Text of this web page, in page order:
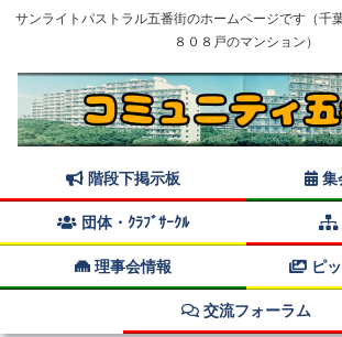
サンライトパストラル五番街のホームページです（千
８０８戸のマンション）
階段下掲示板 集
団体・ｸﾗﾌﾞｻｰｸﾙ
理事会情報 ピ
交流フォーラム